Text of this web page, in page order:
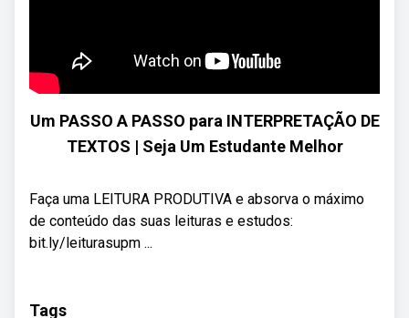
Um PASSO A PASSO para INTERPRETAÇÃO DE
TEXTOS | Seja Um Estudante Melhor
Faça uma LEITURA PRODUTIVA e absorva o máximo
de conteúdo das suas leituras e estudos:
bit.ly/leiturasupm ...
Tags